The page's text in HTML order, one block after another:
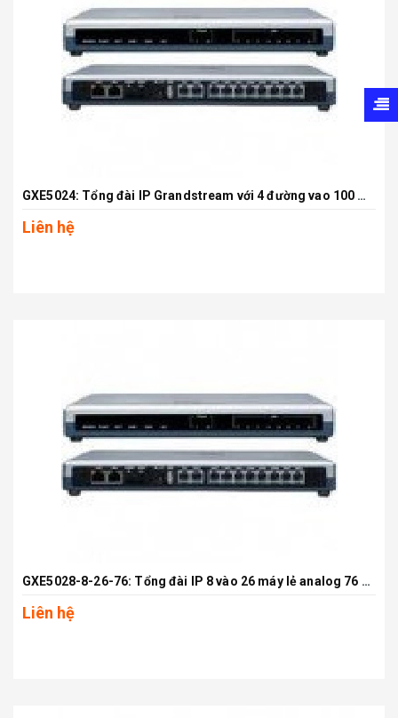
GXE5024: Tổng đài IP Grandstream với 4 đường vao 100 máy lẻ SIP
Liên hệ
GXE5028-8-26-76: Tổng đài IP 8 vào 26 máy lẻ analog 76 máy lẻ IP
Liên hệ